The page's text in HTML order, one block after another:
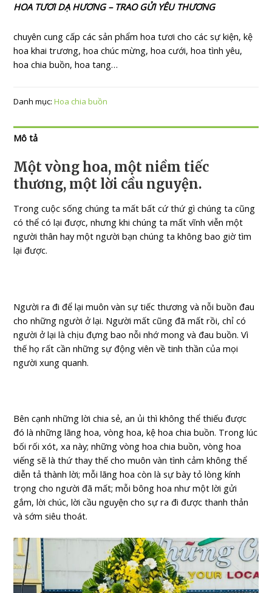
HOA TƯƠI DẠ HƯƠNG – TRAO GỬI YÊU THƯƠNG
chuyên cung cấp các sản phẩm hoa tươi cho các sự kiện, kệ
hoa khai trương, hoa chúc mừng, hoa cưới, hoa tình yêu,
hoa chia buồn, hoa tang…
Danh mục:Hoa chia buồn
Mô tả
Một vòng hoa, một niềm tiếc
thương, một lời cầu nguyện.
Trong cuộc sống chúng ta mất bất cứ thứ gì chúng ta cũng
có thể có lại được, nhưng khi chúng ta mất vĩnh viễn một
người thân hay một người bạn chúng ta không bao giờ tìm
lại được.
Người ra đi để lại muôn vàn sự tiếc thương và nỗi buồn đau
cho những người ở lại. Người mất cũng đã mất rồi, chỉ có
người ở lại là chịu đựng bao nỗi nhớ mong và đau buồn. Vì
thế họ rất cần những sự động viên về tinh thần của mọi
người xung quanh.
Bên cạnh những lời chia sẻ, an ủi thì không thể thiếu được
đó là những lãng hoa, vòng hoa, kệ hoa chia buồn. Trong lúc
bối rối xót, xa này; những vòng hoa chia buồn, vòng hoa
viếng sẽ là thứ thay thế cho muôn vàn tình cảm không thể
diễn tả thành lời; mỗi lãng hoa còn là sự bày tỏ lòng kính
trọng cho người đã mất; mỗi bông hoa như một lời gửi
gắm, lời chúc, lời cầu nguyện cho sự ra đi được thanh thản
và sớm siêu thoát.